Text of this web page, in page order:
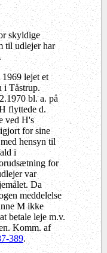
skyldige
til udlejer har
lejet et
i Tåstrup.
bl. a. på
flyttede d.
ved H's
for sine
hensyn til
i
for
var
Da
meddelelse
M ikke
betale leje m.v.
Komm. af
389.